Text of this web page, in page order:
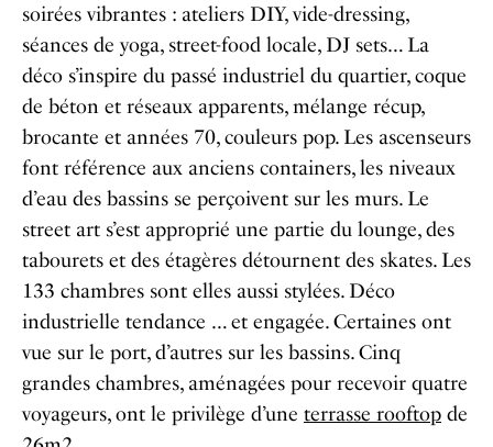
soirées vibrantes : ateliers DIY, vide-dressing,
séances de yoga, street-food locale, DJ sets… La
déco s’inspire du passé industriel du quartier, coque
de béton et réseaux apparents, mélange récup,
brocante et années 70, couleurs pop. Les ascenseurs
font référence aux anciens containers, les niveaux
d’eau des bassins se perçoivent sur les murs. Le
street art s’est approprié une partie du lounge, des
tabourets et des étagères détournent des skates. Les
133 chambres sont elles aussi stylées. Déco
industrielle tendance … et engagée. Certaines ont
vue sur le port, d’autres sur les bassins. Cinq
grandes chambres, aménagées pour recevoir quatre
voyageurs, ont le privilège d’une terrasse rooftop de